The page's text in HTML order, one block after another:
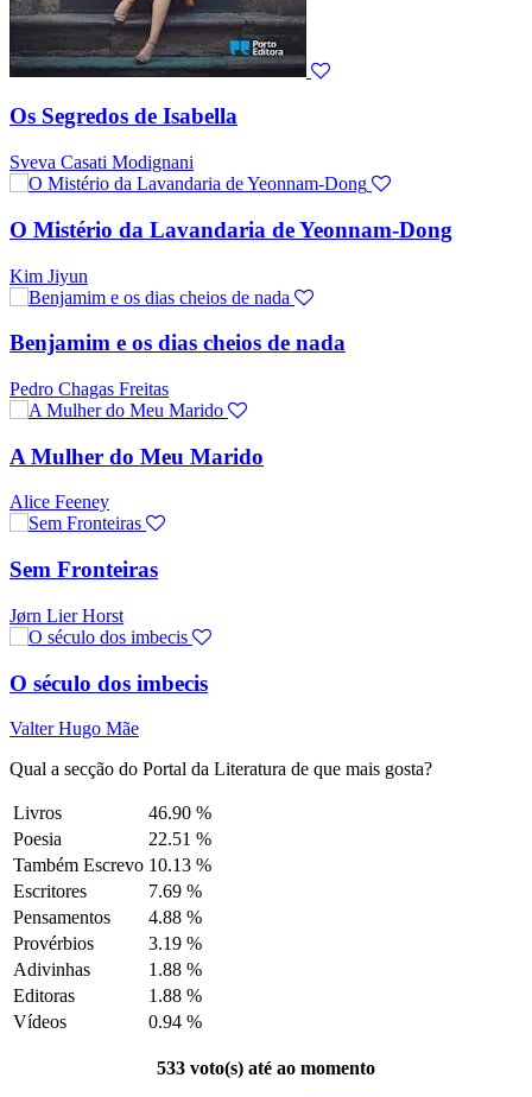
Os Segredos de Isabella
Sveva Casati Modignani
O Mistério da Lavandaria de Yeonnam-Dong
Kim Jiyun
Benjamim e os dias cheios de nada
Pedro Chagas Freitas
A Mulher do Meu Marido
Alice Feeney
Sem Fronteiras
Jørn Lier Horst
O século dos imbecis
Valter Hugo Mãe
Qual a secção do Portal da Literatura de que mais gosta?
Livros
46.90 %
Poesia
22.51 %
Também Escrevo 10.13 %
Escritores
7.69 %
Pensamentos
4.88 %
Provérbios
3.19 %
Adivinhas
1.88 %
Editoras
1.88 %
Vídeos
0.94 %
533 voto(s) até ao momento